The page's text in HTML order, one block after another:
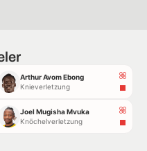
Arthur Avom Ebong
Knieverletzung
Joel Mugisha Mvuka
Knöchelverletzung